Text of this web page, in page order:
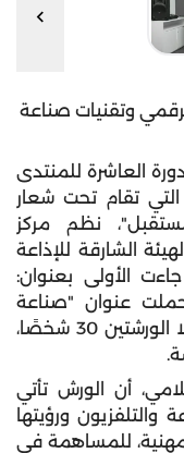
وتقنيات صناعة
العاشرة للمنتدى
الدولي للاتصال الحكومي 2021 التي تقام تحت شعار
نظم مركز
الشارقة للإذاعة
الأولى بعنوان:
عنوان "صناعة
المحتوى الرقمي"، وشارك في كلا الورشتين 30 شخصًا،
أن الورش تأتي
ورؤيتها
مهنية، للمساهمة في